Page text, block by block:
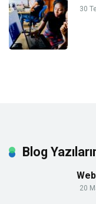
30
Blog
20